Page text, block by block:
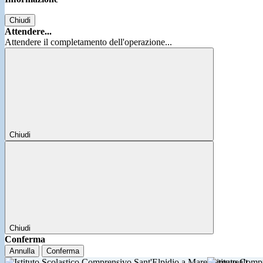
Chiudi
Attendere...
Attendere il completamento dell'operazione...
Chiudi
Chiudi
Conferma
Annulla Conferma